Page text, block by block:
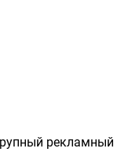
рекламный